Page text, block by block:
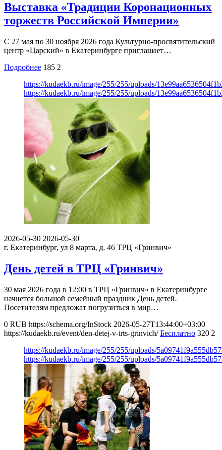
Выставка «Традиции Коронационных
торжеств Российской Империи»
С 27 мая по 30 ноября 2026 года Культурно-просвятительский
центр «Царский» в Екатеринбурге приглашает…
Подробнее 185 2
https://kudaekb.ru/image/255/255/uploads/
https://kudaekb.ru/image/255/255/uploads/
2026-05-30 2026-05-30
г. Екатеринбург, ул 8 марта, д. 46 ТРЦ «Гринвич»
День детей в ТРЦ «Гринвич»
30 мая 2026 года в 12:00 в ТРЦ «Гринвич» в Екатеринбурге
начнется большой семейный праздник День детей.
Посетителям предложат погрузиться в мир…
0 RUB https://schema.org/InStock 2026-05-27T13:44:00+03:00
https://kudaekb.ru/event/den-detej-v-trts-grinvich/ Бесплатно 320 2
https://kudaekb.ru/image/255/255/uploads/
https://kudaekb.ru/image/255/255/uploads/